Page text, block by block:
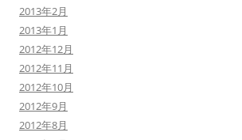
2013年2月
2013年1月
2012年12月
2012年11月
2012年10月
2012年9月
2012年8月